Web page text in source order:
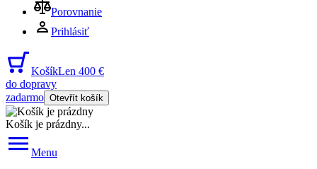
Porovnanie
Prihlásiť
KošíkLen 400 €
do dopravy
zadarmo Otevřít košík
Košík je prázdny...
Menu